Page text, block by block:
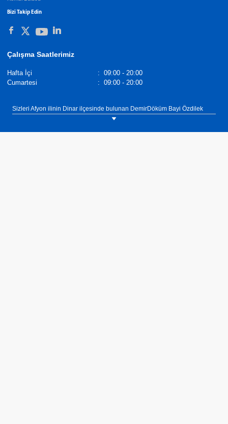
Bizi Takip Edin
Çalışma Saatlerimiz
Hafta İçi : 09:00 - 20:00
Cumartesi
: 09:00 - 20:00
Sizleri Afyon ilinin Dinar ilçesinde bulunan DemirDöküm Bayi Özdilek
İklimlendirme showroomumuza bekliyoruz. Tel: DemirDöküm Radyatörler,